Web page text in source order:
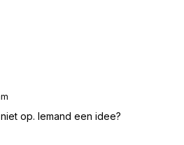
op. Iemand een idee?